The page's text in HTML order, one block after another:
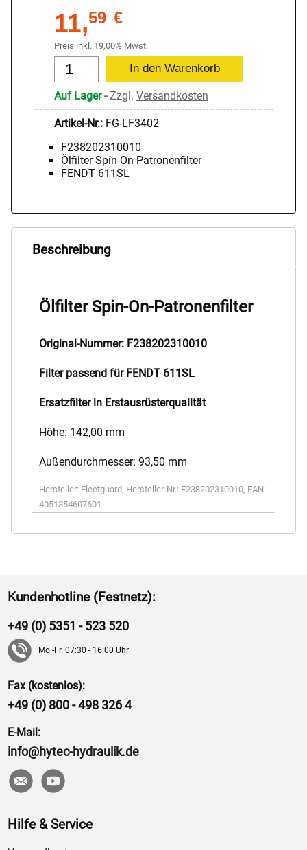
11,59 €
Preis inkl. 19,00% Mwst.
Auf Lager-Zzgl. Versandkosten
Artikel-Nr.: FG-LF3402
F238202310010
Ölfilter Spin-On-Patronenfilter
FENDT 611SL
Beschreibung
Ölfilter Spin-On-Patronenfilter
Original-Nummer: F238202310010
Filter passend für FENDT 611SL
Ersatzfilter in Erstausrüsterqualität
Höhe: 142,00 mm
Außendurchmesser: 93,50 mm
Hersteller: Fleetguard , Hersteller-Nr.: F238202310010, EAN:
4051354607601
Kundenhotline (Festnetz):
+49 (0) 5351 - 523 520
Mo.-Fr. 07:30 - 16:00 Uhr
Fax (kostenlos):
+49 (0) 800 - 498 326 4
E-Mail:
info@hytec-hydraulik.de
Hilfe & Service